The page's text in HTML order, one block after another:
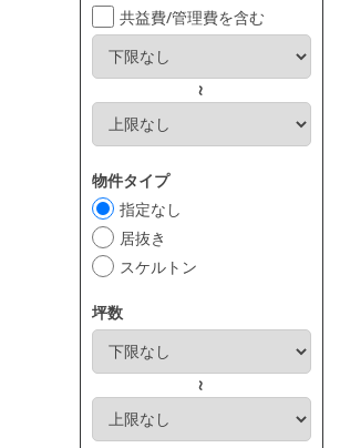
共益費/管理費を含む
～
物件タイプ
指定なし
居抜き
スケルトン
坪数
～